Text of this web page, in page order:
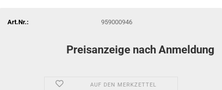
Art.Nr.: 959000946
Preisanzeige nach Anmeldung
AUF DEN MERKZETTEL